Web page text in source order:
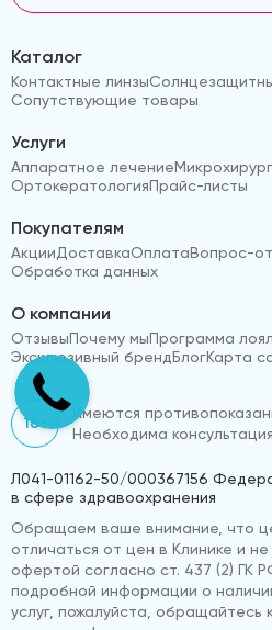
Каталог
Контактные линзы
Сопутствующие товары
Услуги
Аппаратное лечение
ОртокератологияПрайс-листы
Покупателям
АкцииДоставкаОплатаВопрос-
Обработка данных
О компании
ОтзывыПочему мыПрограмма
Эксклюзивный брендБлогКарта
18+
Имеются
Необходима
Л041-01162-50/000367156
в сфере здравоохранения
Обращаем ваше внимание, что
отличаться от цен в Клинике и
офертой согласно ст. 437 (2) ГК
подробной информации о
услуг, пожалуйста, обращайтесь